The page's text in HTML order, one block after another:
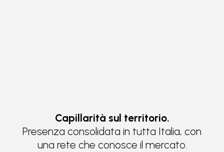
Capillarità sul territorio.
Presenza consolidata in tutta Italia, con
una rete che conosce il mercato.